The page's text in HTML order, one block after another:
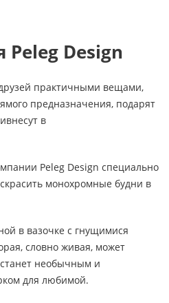
Design
практичными вещами,
предназначения, подарят
в
Peleg Design специально
монохромные будни в
в вазочке с гнущимися
словно живая, может
необычным и
для любимой.